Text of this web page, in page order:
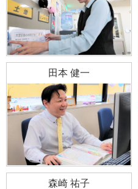
田本 健一
森崎 祐子